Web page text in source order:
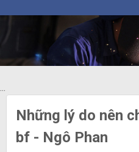
...
Những lý do nên
bf - Ngô Phan